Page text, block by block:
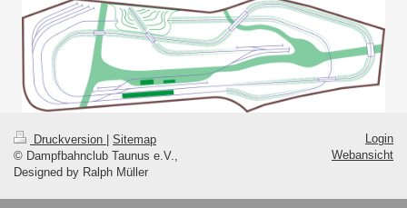
Druckversion
Sitemap
© Dampfbahnclub Taunus e.V.,
Designed by Ralph Müller
Login
Webansicht